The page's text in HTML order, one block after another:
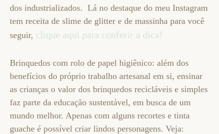
dos industrializados. Lá no destaque do meu Instagram
tem receita de slime de glitter e de massinha para você
seguir, clique aqui para conferir a dica!
Brinquedos com rolo de papel higiênico: além dos
benefícios do próprio trabalho artesanal em si, ensinar
as crianças o valor dos brinquedos recicláveis e simples
faz parte da educação sustentável, em busca de um
mundo melhor. Apenas com alguns recortes e tinta
guache é possível criar lindos personagens. Veja: